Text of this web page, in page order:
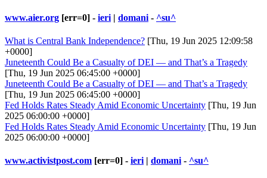
www.aier.org [err=0] - ieri | domani - ^su^
What is Central Bank Independence? [Thu, 19 Jun 2025 12:09:58
+0000]
Juneteenth Could Be a Casualty of DEI — and That’s a Tragedy
[Thu, 19 Jun 2025 06:45:00 +0000]
Juneteenth Could Be a Casualty of DEI — and That’s a Tragedy
[Thu, 19 Jun 2025 06:45:00 +0000]
Fed Holds Rates Steady Amid Economic Uncertainty [Thu, 19 Jun
2025 06:00:00 +0000]
Fed Holds Rates Steady Amid Economic Uncertainty [Thu, 19 Jun
2025 06:00:00 +0000]
www.activistpost.com [err=0] - ieri | domani - ^su^